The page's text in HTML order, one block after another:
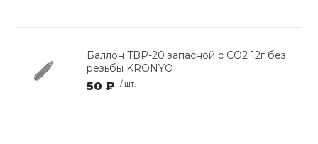
Баллон TBP-20 запасной с СО2 12г без
резьбы KRONYO
50 ₽ / шт.